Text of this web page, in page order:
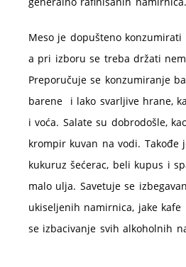
Meso je dopušteno
a pri izboru se treba držati
Preporučuje se konzumiranje
barene i lako svarljive hrane,
i voća. Salate su dobrodošle,
krompir kuvan na vodi. Takođe
kukuruz šećerac, beli kupus i
malo ulja. Savetuje se
ukiseljenih namirnica, jake kafe
se izbacivanje svih alkoholnih